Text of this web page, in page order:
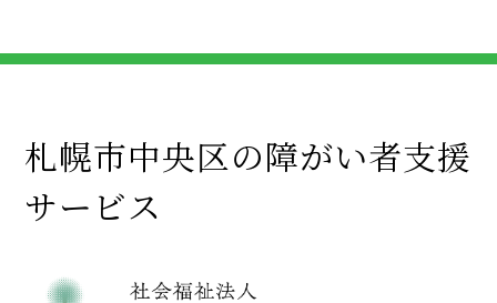
札幌市中央区の障がい者支援
サービス